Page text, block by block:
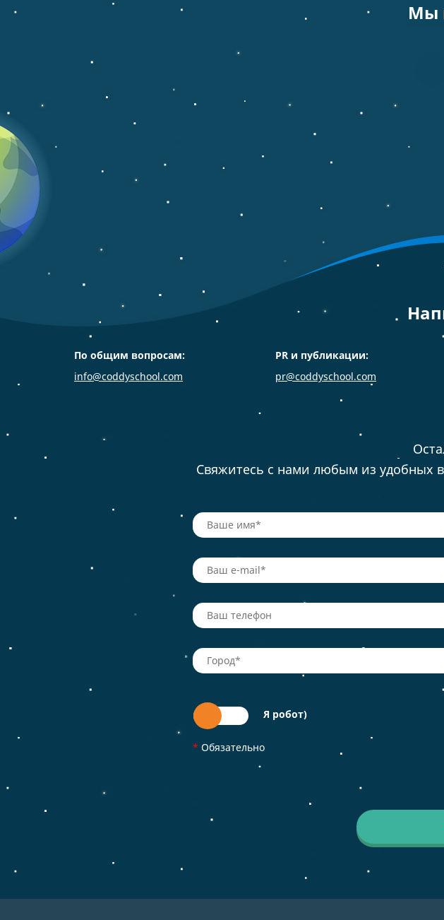
Мы
По общим вопросам:
info@coddyschool.com
PR и публикации:
pr@coddyschool.com
Свяжитесь с нами любым из удобных
Я робот)
* Обязательно